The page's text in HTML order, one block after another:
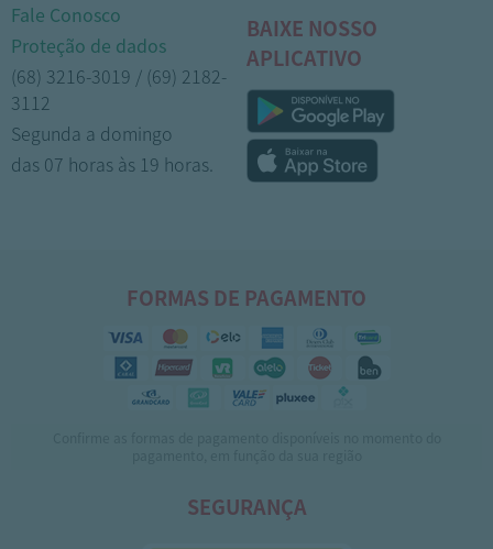
1
Fale Conosco
Proteção de dados
(68) 3216-3019 / (69) 2182-
3112
Segunda a domingo
das 07 horas às 19 horas.
BAIXE NOSSO
APLICATIVO
FORMAS DE PAGAMENTO
SEGURANÇA